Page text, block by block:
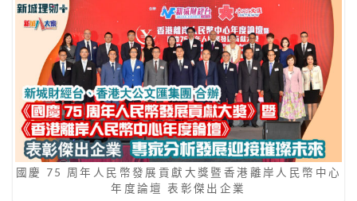
國慶 75 周年人民幣發展貢獻大獎暨香港離岸人民幣中心
年度論壇 表彰傑出企業